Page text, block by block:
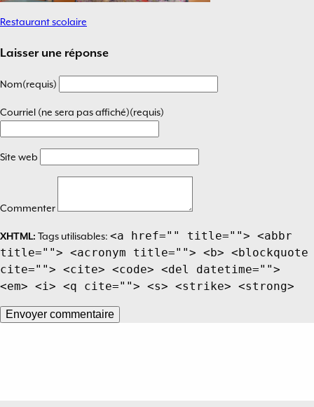
Navigation
de
l’article
Restaurant scolaire
Laisser une réponse
Nom(requis)
Courriel (ne sera pas affiché)(requis)
Site web
Commenter
XHTML: Tags utilisables: <a href="" title=""> <abbr
title=""> <acronym title=""> <b> <blockquote
cite=""> <cite> <code> <del datetime="">
<em> <i> <q cite=""> <s> <strike> <strong>